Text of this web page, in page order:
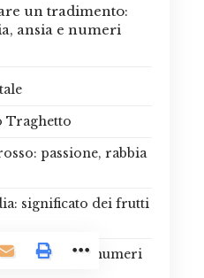
un tradimento:
ansia e numeri
Traghetto
passione, rabbia
significato dei frutti
forza e numeri